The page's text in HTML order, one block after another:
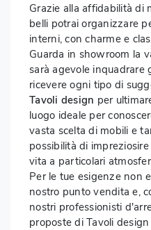
Grazie alla affidabilità di
belli potrai organizzare
interni, con charme e
Guarda in showroom la
sarà agevole inquadrare
ricevere ogni tipo di
Tavoli design per
luogo ideale per
vasta scelta di mobili e
possibilità di
vita a particolari
Per le tue esigenze non
nostro punto vendita e,
nostri professionisti
proposte di Tavoli